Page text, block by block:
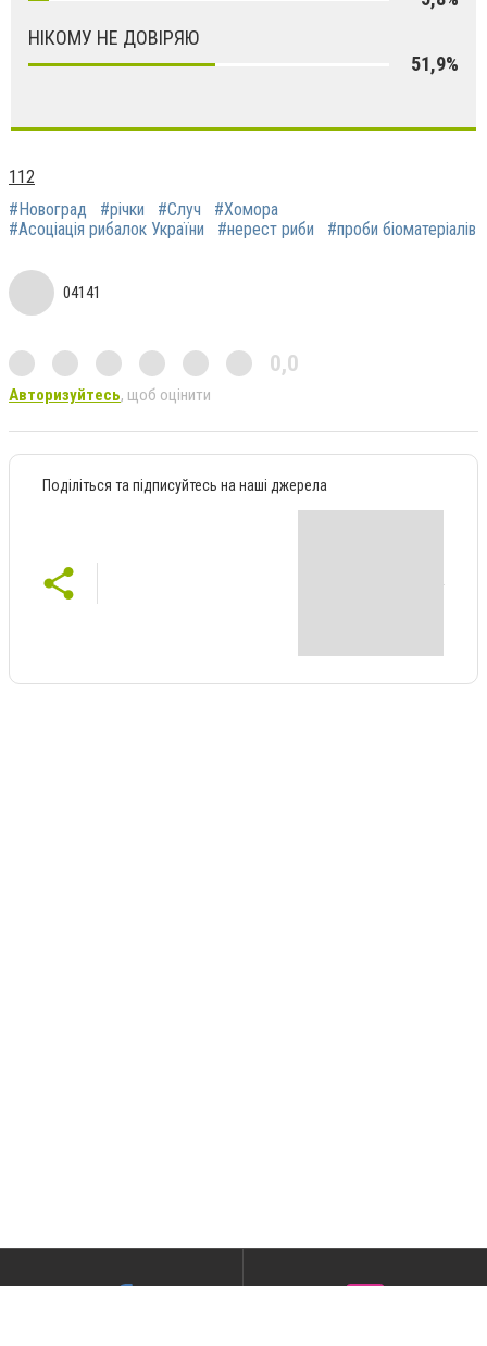
НІКОМУ НЕ ДОВІРЯЮ
51,9%
112
#Новоград
#річки #Случ
#Хомора
#Асoціація рибалoк Укрaїни
#нерeст риби #прoби біoматеріалів
04141
0,0
Авторизуйтесь, щоб оцінити
Поділіться та підписуйтесь на наші джерела